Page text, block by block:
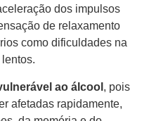
dos impulsos
de relaxamento
como dificuldades na
ao álcool , pois
afetadas rapidamente,